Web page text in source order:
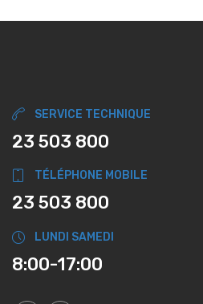
SERVICE TECHNIQUE
23 503 800
TÉLÉPHONE MOBILE
23 503 800
LUNDI SAMEDI
8:00-17:00